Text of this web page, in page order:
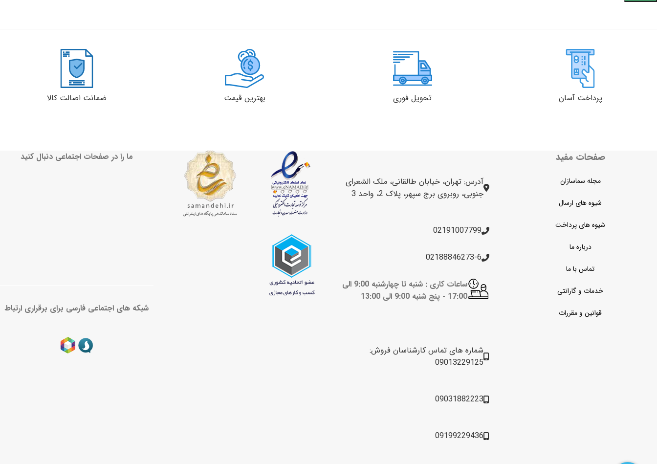
ضمانت اصالت کالا بهترین قیمت تحویل فوری پرداخت آسان
صفحات مفید
مجله سماسازان
شیوه های ارسال
شیوه های پرداخت
درباره ما
تماس با ما
خدمات و گارانتی
قوانین و مقررات
آدرس: تهران، خیابان طالقانی، ملک الشعرای
جنوبی، روبروی برج سپهر، پلاک 2، واحد 3
02191007799
02188846273-6
ساعات کاری : شنبه تا چهارشنبه 9:00 الی
17:00 -
پنج شنبه 9:00 الی 13:00
شماره های تماس کارشناسان فروش:
09013229125
09031882223
09199229436
ما را در صفحات اجتماعی دنبال کنید
شبکه های اجتماعی فارسی برای برقراری ارتباط